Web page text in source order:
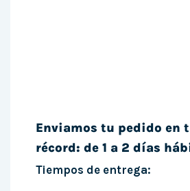
Enviamos tu pedido en
récord: de 1 a 2 días
Tiempos de entrega: